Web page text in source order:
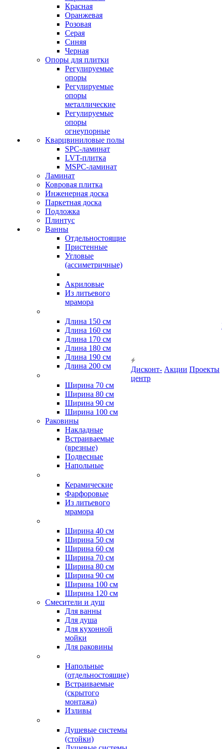
Красная
Оранжевая
Розовая
Серая
Синяя
Черная
Опоры для плитки
Регулируемые
опоры
Регулируемые
опоры
металлические
Регулируемые
опоры
огнеупорные
Кварцвиниловые полы
SPC-ламинат
LVT-плитка
MSPC-ламинат
Ламинат
Ковровая плитка
Инженерная доска
Паркетная доска
Подложка
Плинтус
Ванны
Отдельностоящие
Пристенные
Угловые
(ассиметричные)
Акриловые
Из литьевого
мрамора
Длина 150 см
Длина 160 см
Длина 170 см
Длина 180 см
Длина 190 см
Длина 200 см
Ширина 70 см
Ширина 80 см
Ширина 90 см
Ширина 100 см
Раковины
Накладные
Встраиваемые
(врезные)
Подвесные
Напольные
Керамические
Фарфоровые
Из литьевого
мрамора
Ширина 40 см
Ширина 50 см
Ширина 60 см
Ширина 70 см
Ширина 80 см
Ширина 90 см
Ширина 100 см
Ширина 120 см
Смесители и душ
Для ванны
Для душа
Для кухонной
мойки
Для раковины
Напольные
(отдельностоящие)
Встраиваемые
(скрытого
монтажа)
Изливы
Душевые системы
(стойки)
Дисконт-
центр
Акции Проекты